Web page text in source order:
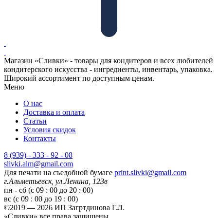
Магазин «Сливки» - товары для кондитеров и всех любителей
кондитерского искусства - ингредиенты, инвентарь, упаковка.
Широкий ассортимент по доступным ценам.
Меню
О нас
Доставка и оплата
Статьи
Условия скидок
Контакты
8 (939) - 333 - 92 - 08
slivki.alm@gmail.com
Для печати на съедобной бумаге print.slivki@gmail.com
г.Альметьевск, ул.Ленина, 123в
пн - сб (с 09 : 00 до 20 : 00)
вс (с 09 : 00 до 19 : 00)
©2019 — 2026 ИП Загртдинова Г.Л.
«Сливки» все права защищены